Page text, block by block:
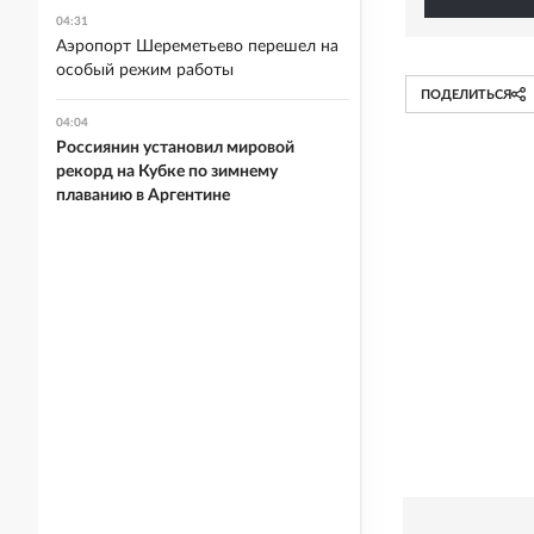
ПОДЕЛИТЬСЯ
04:31
Аэропорт Шереметьево перешел на
особый режим работы
04:04
Россиянин установил мировой
рекорд на Кубке по зимнему
плаванию в Аргентине